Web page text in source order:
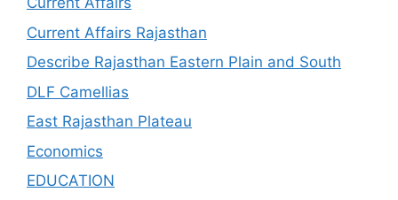
Current Affairs Rajasthan
Describe Rajasthan Eastern Plain and South
DLF Camellias
East Rajasthan Plateau
Economics
EDUCATION